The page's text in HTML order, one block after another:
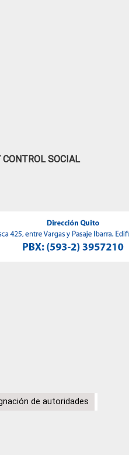
SOCIAL
de autoridades